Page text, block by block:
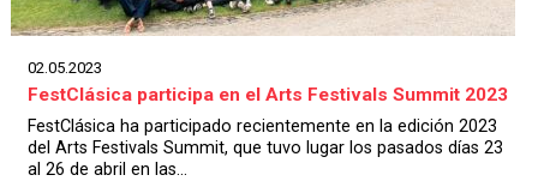
02.05.2023
FestClásica participa en el Arts Festivals Summit 2023
FestClásica ha participado recientemente en la edición 2023
del Arts Festivals Summit, que tuvo lugar los pasados días 23
al 26 de abril en las...